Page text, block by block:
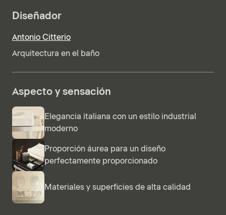
Diseñador
Antonio Citterio
Arquitectura en el baño
Aspecto y sensación
Elegancia italiana con un estilo industrial
moderno
Proporción áurea para un diseño
perfectamente proporcionado
Materiales y superficies de alta calidad